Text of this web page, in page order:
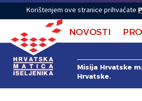
Korištenjem ove stranice prihvaćate
NOVOSTI
Misija Hrvatske
Hrvatske.